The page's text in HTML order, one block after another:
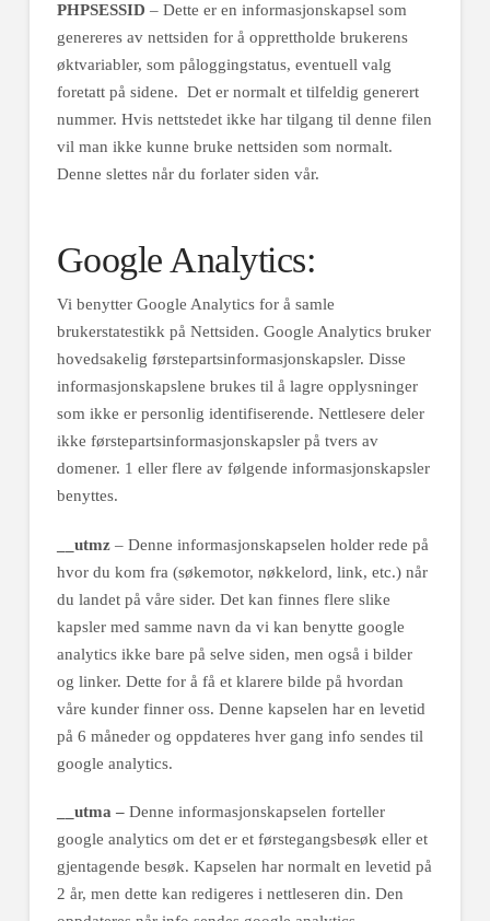
PHPSESSID – Dette er en informasjonskapsel som
genereres av nettsiden for å opprettholde brukerens
øktvariabler, som påloggingstatus, eventuell valg
foretatt på sidene. Det er normalt et tilfeldig generert
nummer. Hvis nettstedet ikke har tilgang til denne filen
vil man ikke kunne bruke nettsiden som normalt.
Denne slettes når du forlater siden vår.
Google Analytics:
Vi benytter Google Analytics for å samle
brukerstatestikk på Nettsiden. Google Analytics bruker
hovedsakelig førstepartsinformasjonskapsler. Disse
informasjonskapslene brukes til å lagre opplysninger
som ikke er personlig identifiserende. Nettlesere deler
ikke førstepartsinformasjonskapsler på tvers av
domener. 1 eller flere av følgende informasjonskapsler
benyttes.
__utmz– Denne informasjonskapselen holder rede på
hvor du kom fra (søkemotor, nøkkelord, link, etc.) når
du landet på våre sider. Det kan finnes flere slike
kapsler med samme navn da vi kan benytte google
analytics ikke bare på selve siden, men også i bilder
og linker. Dette for å få et klarere bilde på hvordan
våre kunder finner oss. Denne kapselen har en levetid
på 6 måneder og oppdateres hver gang info sendes til
google analytics.
__utma –Denne informasjonskapselen forteller
google analytics om det er et førstegangsbesøk eller et
gjentagende besøk. Kapselen har normalt en levetid på
2 år, men dette kan redigeres i nettleseren din. Den